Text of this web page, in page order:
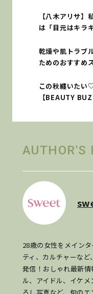
【八木アリサ
は「目元はキラ
乾燥や肌トラブ
ためのおすすめ
この秋纏いたい
【BEAUTY
AUTHOR'S
28歳の女性をメイン
ティ、カルチャーなど
発信！おしゃれ最新
ル、アイドル、イケ
ろし写真など、旬の